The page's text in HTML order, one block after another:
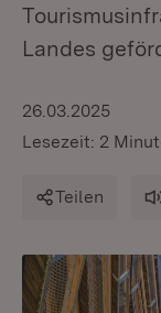
Landes
26.03.2025
Lesezeit: 2
Teilen